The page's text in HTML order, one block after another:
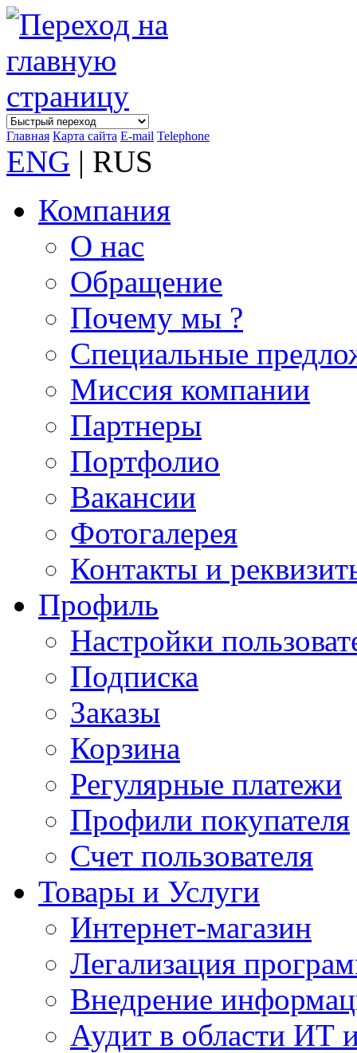
Главная Карта сайта E-mail Telephone
ENG | RUS
Компания
О нас
Обращение
Почему мы ?
Специальные
Миссия компании
Партнеры
Портфолио
Вакансии
Фотогалерея
Контакты и
Профиль
Настройки
Подписка
Заказы
Корзина
Регулярные платежи
Профили покупателя
Счет пользователя
Товары и Услуги
Интернет-магазин
Легализация
Внедрение
Аудит в области ИТ